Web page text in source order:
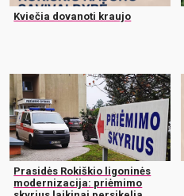
Kviečia dovanoti kraujo
Prasidės Rokiškio ligoninės
modernizacija: priėmimo